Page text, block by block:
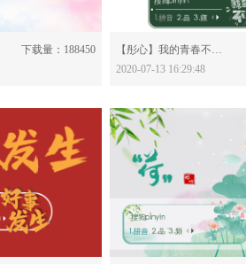
下载量：188450
分享：
【彤心】我的青春不毕业-614793
2020-07-13 16:29:48